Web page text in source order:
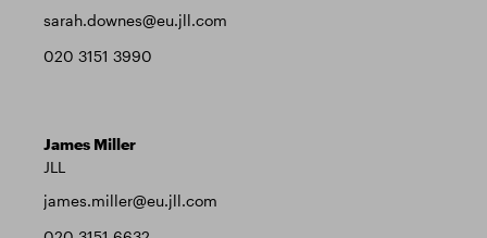
sarah.downes@eu.jll.com
020 3151 3990
James Miller
JLL
james.miller@eu.jll.com